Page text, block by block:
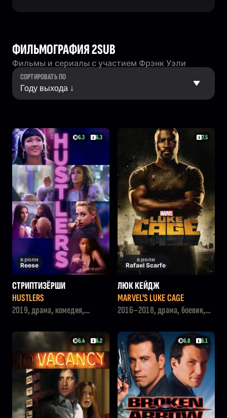
ФИЛЬМОГРАФИЯ 2SUB
Фильмы и сериалы с участием Фрэнк Уэли
СОРТИРОВАТЬ ПО
6.3 6.3
в роли
Reese
СТРИПТИЗЁРШИ
HUSTLERS
2019, драма, комедия,
7.5
в роли
Rafael Scarfe
ЛЮК КЕЙДЖ
MARVEL'S LUKE CAGE
2016–2018, драма, боевик,
6.4 6.2 6.8 6.1